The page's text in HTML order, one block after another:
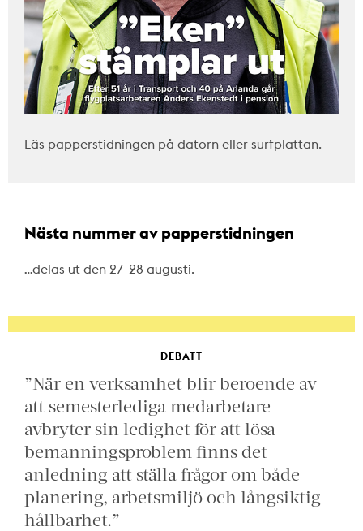
Läs papperstidningen på datorn eller surfplattan.
Nästa nummer av papperstidningen
…delas ut den 27–28 augusti.
DEBATT
”När en verksamhet blir beroende av
att semesterlediga medarbetare
avbryter sin ledighet för att lösa
bemanningsproblem finns det
anledning att ställa frågor om både
planering, arbetsmiljö och långsiktig
hållbarhet.”